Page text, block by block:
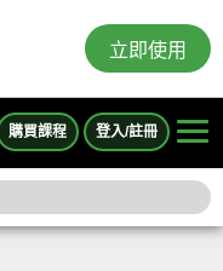
立即使用
購買課程 登入/註冊